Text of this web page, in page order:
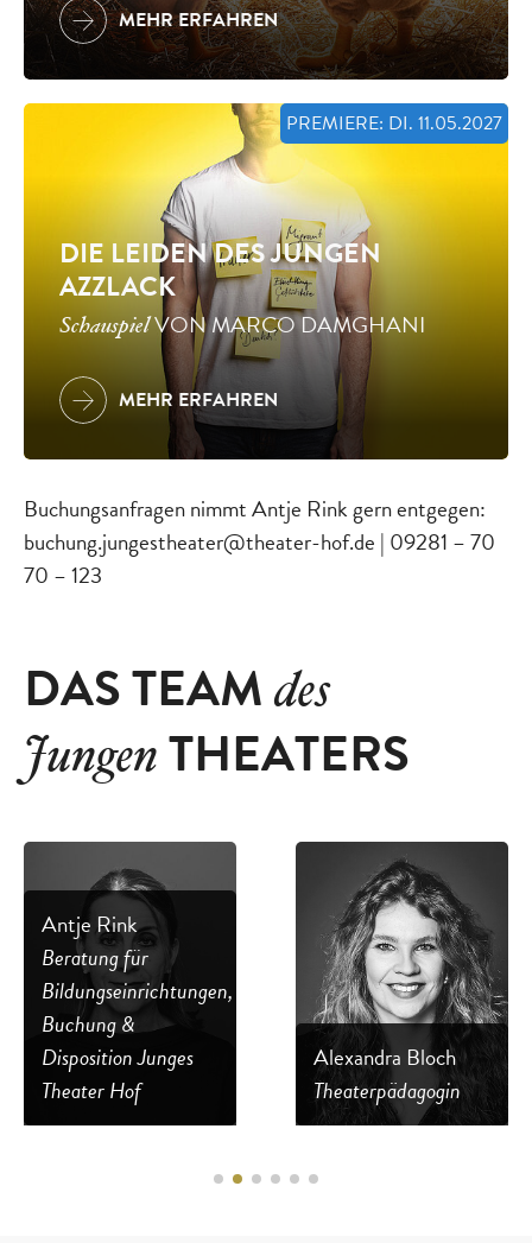
MEHR ERFAHREN
PREMIERE: DI. 11.05.2027
DIE LEIDEN DES JUNGEN
AZZLACK
SchauspielVON MARCO DAMGHANI
MEHR ERFAHREN
Buchungsanfragen nimmt Antje Rink gern entgegen:
buchung.jungestheater@theater-hof.de | 09281 – 70
70 – 123
DAS TEAMdes
Jungen THEATERS
Antje Rink
Beratung für
Bildungseinrichtungen,
Buchung &
Disposition Junges
Theater Hof
Alexandra Bloch
Theaterpädagogin